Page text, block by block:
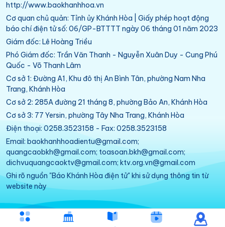
http://www.baokhanhhoa.vn
Cơ quan chủ quản: Tỉnh ủy Khánh Hòa | Giấy phép hoạt động
báo chí điện tử số: 06/GP-BTTTT ngày 06 tháng 01 năm 2023
Giám đốc: Lê Hoàng Triều
Phó Giám đốc: Trần Văn Thanh - Nguyễn Xuân Duy - Cung Phú
Quốc - Võ Thanh Lâm
Cơ sở 1: Đường A1, Khu đô thị An Bình Tân, phường Nam Nha
Trang, Khánh Hòa
Cơ sở 2: 285A đường 21 tháng 8, phường Bảo An, Khánh Hòa
Cơ sở 3: 77 Yersin, phường Tây Nha Trang, Khánh Hòa
Điện thoại: 0258.3523158 - Fax: 0258.3523158
Email: baokhanhhoadientu@gmail.com;
quangcaobkh@gmail.com; toasoan.bkh@gmail.com;
dichvuquangcaoktv@gmail.com; ktv.org.vn@gmail.com
Ghi rõ nguồn "Báo Khánh Hòa điện tử" khi sử dụng thông tin từ
website này